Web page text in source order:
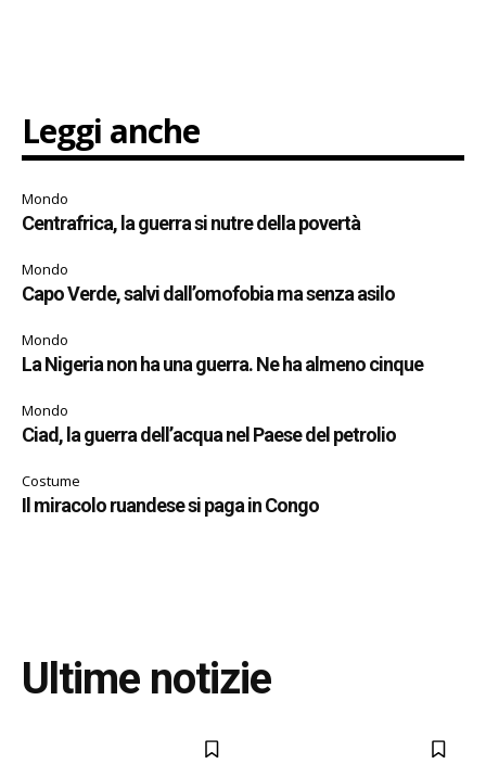
Leggi anche
Mondo
Centrafrica, la guerra si nutre della povertà
Mondo
Capo Verde, salvi dall’omofobia ma senza asilo
Mondo
La Nigeria non ha una guerra. Ne ha almeno cinque
Mondo
Ciad, la guerra dell’acqua nel Paese del petrolio
Costume
Il miracolo ruandese si paga in Congo
Ultime notizie